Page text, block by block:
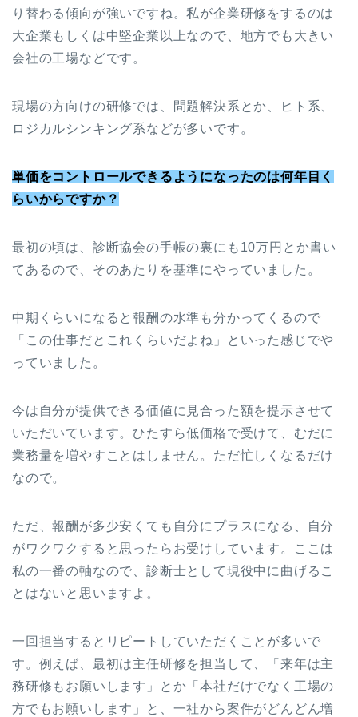
り替わる傾向が強いですね。私が企業研修をするのは
大企業もしくは中堅企業以上なので、地方でも大きい
会社の工場などです。
現場の方向けの研修では、問題解決系とか、ヒト系、
ロジカルシンキング系などが多いです。
単価をコントロールできるようになったのは何年目く
らいからですか？
最初の頃は、診断協会の手帳の裏にも10万円とか書い
てあるので、そのあたりを基準にやっていました。
中期くらいになると報酬の水準も分かってくるので
「この仕事だとこれくらいだよね」といった感じでや
っていました。
今は自分が提供できる価値に見合った額を提示させて
いただいています。ひたすら低価格で受けて、むだに
業務量を増やすことはしません。ただ忙しくなるだけ
なので。
ただ、報酬が多少安くても自分にプラスになる、自分
がワクワクすると思ったらお受けしています。ここは
私の一番の軸なので、診断士として現役中に曲げるこ
とはないと思いますよ。
一回担当するとリピートしていただくことが多いで
す。例えば、最初は主任研修を担当して、「来年は主
務研修もお願いします」とか「本社だけでなく工場の
方でもお願いします」と、一社から案件がどんどん増